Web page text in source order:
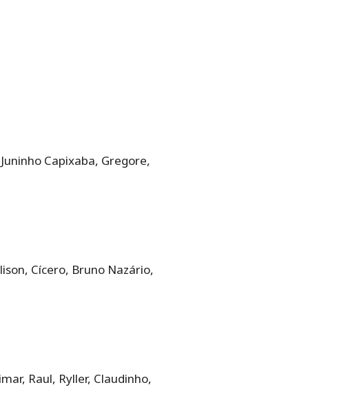
Capixaba, Gregore,
Cícero, Bruno Nazário,
Raul, Ryller, Claudinho,